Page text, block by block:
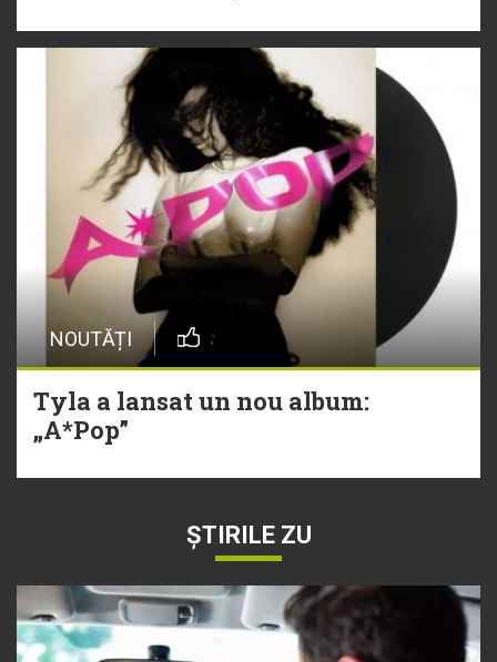
NOUTĂȚI
Tyla a lansat un nou album:
„A*Pop”
ȘTIRILE ZU